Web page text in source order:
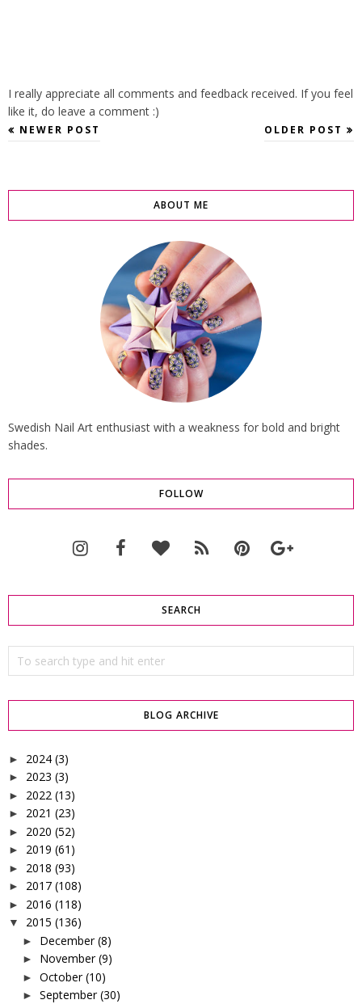
I really appreciate all comments and feedback received. If you feel
like it, do leave a comment :)
NEWER POST OLDER POST
ABOUT ME
Swedish Nail Art enthusiast with a weakness for bold and bright
shades.
FOLLOW
SEARCH
BLOG ARCHIVE
► 2024 (3)
► 2023 (3)
► 2022 (13)
► 2021 (23)
► 2020 (52)
► 2019 (61)
► 2018 (93)
► 2017 (108)
► 2016 (118)
▼ 2015 (136)
► December (8)
► November (9)
► October (10)
► September (30)